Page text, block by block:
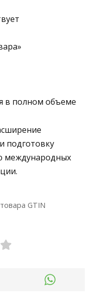
в полном объеме
подготовку
международных
GTIN